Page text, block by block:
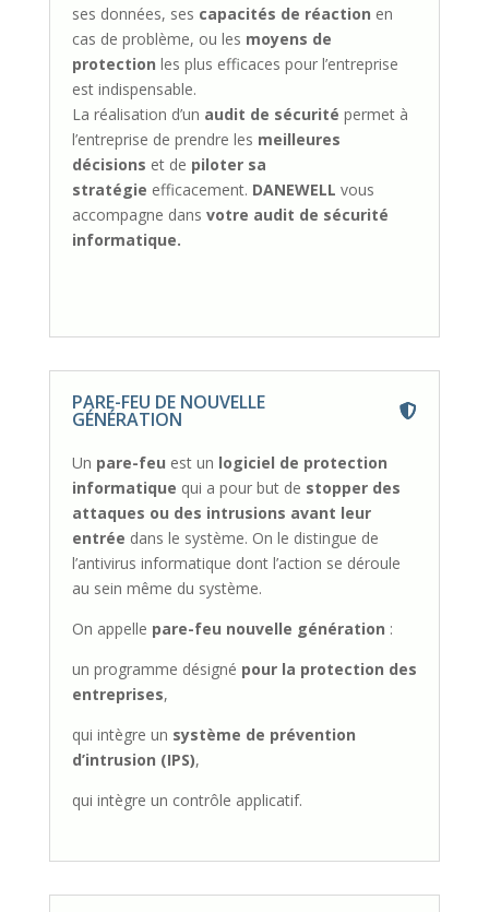
ses données, ses capacités de réaction en
cas de problème, ou les moyens de
protection les plus efficaces pour l’entreprise
est indispensable.
La réalisation d’un audit de sécurité permet à
l’entreprise de prendre les meilleures
décisions et de piloter sa
stratégie efficacement. DANEWELL vous
accompagne dans votre audit de sécurité
informatique.
PARE-FEU DE NOUVELLE
GÉNÉRATION
Un pare-feu est un logiciel de protection
informatique qui a pour but de stopper des
attaques ou des intrusions avant leur
entrée dans le système. On le distingue de
l’antivirus informatique dont l’action se déroule
au sein même du système.
On appelle pare-feu nouvelle génération :
un programme désigné pour la protection des
entreprises,
qui intègre un système de prévention
d’intrusion (IPS),
qui intègre un contrôle applicatif.